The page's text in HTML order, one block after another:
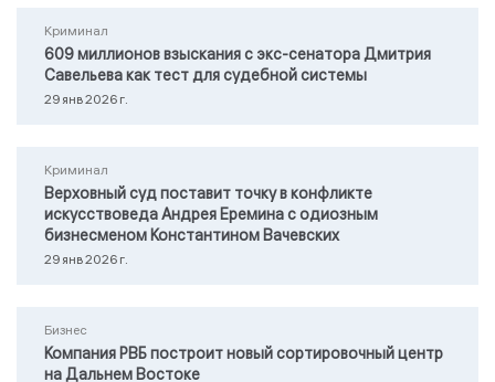
Криминал
609 миллионов взыскания с экс-сенатора Дмитрия
Савельева как тест для судебной системы
29 янв 2026 г.
Криминал
Верховный суд поставит точку в конфликте
искусствоведа Андрея Еремина с одиозным
бизнесменом Константином Вачевских
29 янв 2026 г.
Бизнес
Компания РВБ построит новый сортировочный центр
на Дальнем Востоке